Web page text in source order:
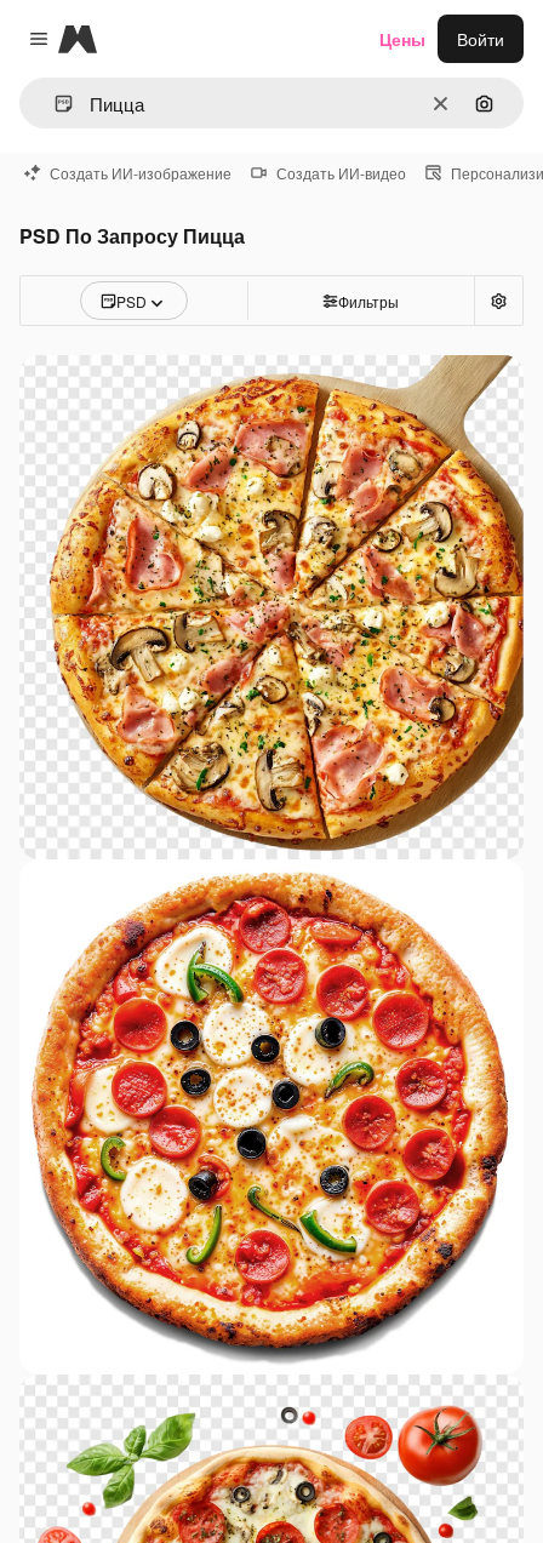
Close menu
Magnific
ОчиститьПоиск
Цены Войти
Создать ИИ-изображение Создать ИИ-видео
PSD По Запросу Пицца
PSD Фильтры